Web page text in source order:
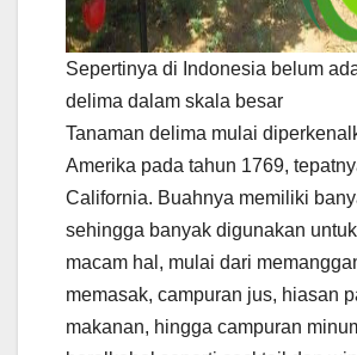
Sepertinya di Indonesia belum
delima dalam skala besar
Tanaman delima mulai
Amerika pada tahun 1769,
California. Buahnya memiliki
sehingga banyak digunakan
macam hal, mulai dari
memasak, campuran jus, hiasan
makanan, hingga campuran